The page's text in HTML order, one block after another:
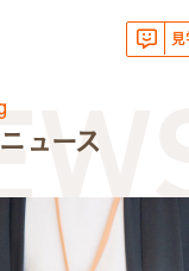
ニュース
ュース
見